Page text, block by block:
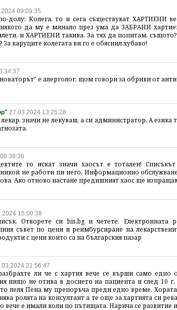
09:09:35
долу: Колега, то и сега съществуват ХАРТИЕНИ
да му е минало през ума да ЗАБРАНИ
и ХАРТИЕНИ такива. За тях да попитам,
каруците колегата ви го е обяснил хубаво!
е алерголог, щом говори за обриви от
27.03.2024 13:25:28
значи не лекуваш, а си администратор. А езика
го искат значи хаосът е тотален!
не работи пи него. Информационно
Ако отново настане предишният хаос ще
15:00:38
Отворете си his.bg и четете. Електронната
съвет по цени и реимбурсиране на
с цени които са на българския пазар
21:56:47
ли че с хартия вече се върши само едно
нищо не отива в досието на пациента и след 10
леля Пена му препоръча преди едно време. Хората
ролята на консултант а те още за хартията си
вече е имали коли по пътищата. Нарича се развитие